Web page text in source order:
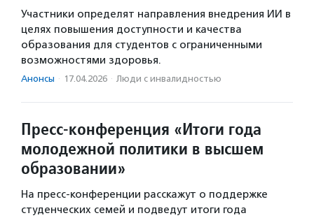
Участники определят направления внедрения ИИ в
целях повышения доступности и качества
образования для студентов с ограниченными
возможностями здоровья.
Анонсы · 17.04.2026 · Люди с инвалидностью
Пресс-конференция «Итоги года
молодежной политики в высшем
образовании»
На пресс-конференции расскажут о поддержке
студенческих семей и подведут итоги года